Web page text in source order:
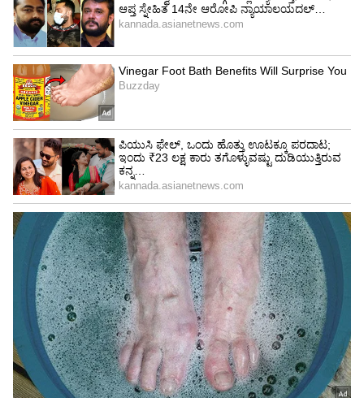
4
6
Image Credit :Asianet News
ತುಲಾ
ಈ ರಾಶಿಚಕ್ರದ ನಾಲ್ಕನೇ ಮತ್ತು ಹತ್ತನೇ ಮನೆಗಳಲ್ಲಿ
ಗಜಕೇಸರಿ ಯೋಗವು ರೂಪುಗೊಳ್ಳುವುದರಿಂದ ವೃತ್ತಿಜೀವನದ
ದೃಷ್ಟಿಯಿಂದ ಅನೇಕ ಪ್ರಯೋಜನಗಳು ದೊರೆಯುತ್ತವೆ.
ಉದ್ಯೋಗದಲ್ಲಿ ಬಡ್ತಿ ಅಥವಾ ಸ್ಥಾನಮಾನ ಹೆಚ್ಚಾಗುವ
ಸಾಧ್ಯತೆ ಇದೆ. ಉತ್ತಮ ಉದ್ಯೋಗಕ್ಕೆ ಬದಲಾಯಿಸುವ